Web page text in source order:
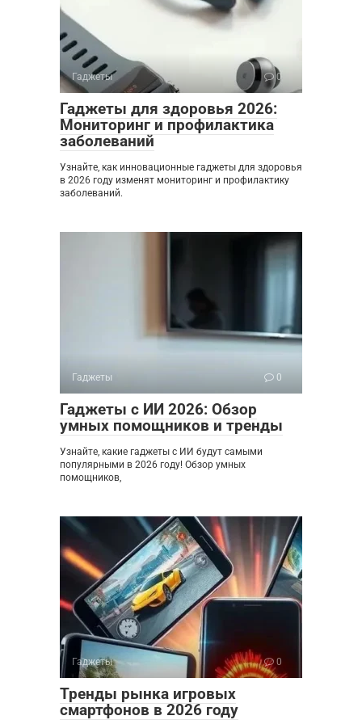
Гаджеты 0
Гаджеты для здоровья 2026:
Мониторинг и профилактика
заболеваний
Узнайте, как инновационные гаджеты для здоровья
в 2026 году изменят мониторинг и профилактику
заболеваний.
Гаджеты 0
Гаджеты с ИИ 2026: Обзор
умных помощников и тренды
Узнайте, какие гаджеты с ИИ будут самыми
популярными в 2026 году! Обзор умных
помощников,
Гаджеты 0
Тренды рынка игровых
смартфонов в 2026 году